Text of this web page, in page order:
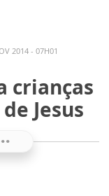
2014 - 07H01
crianças
Jesus